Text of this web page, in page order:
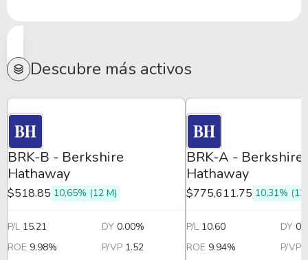
Descubre más activos
BRK-B - Berkshire
Hathaway
$518.85 10,65% (12 M)
P/L 15.21 DY 0.00%
ROE 9.98% P/VP 1.52
BRK-A - Berkshire
Hathaway
$775,611.75 10,31% (12
P/L 10.60 DY
ROE 9.94% P/VP